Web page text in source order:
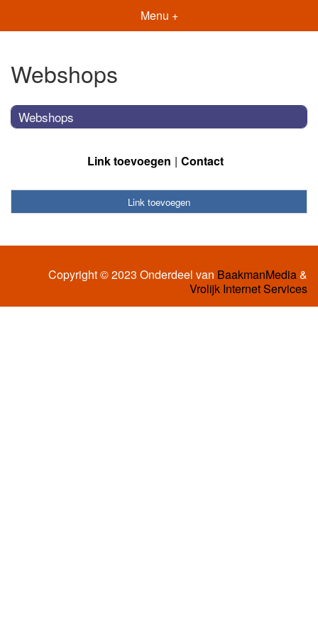
Menu +
Webshops
Webshops
Link toevoegen Contact
Link toevoegen
Copyright © 2023 Onderdeel van BaakmanMedia&
Vrolijk Internet Services